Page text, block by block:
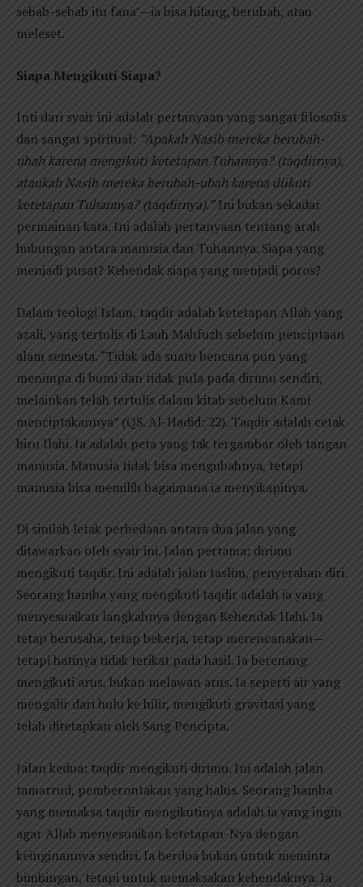
sebab-sebab itu fana’—ia bisa hilang, berubah, atau
meleset.
Siapa Mengikuti Siapa?
Inti dari syair ini adalah pertanyaan yang sangat filosofis
dan sangat spiritual: ”Apakah Nasib mereka berubah-
ubah karena mengikuti ketetapan Tuhannya? (taqdirnya),
ataukah Nasib mereka berubah-ubah karena diikuti
ketetapan Tuhannya? (taqdirnya).”Ini bukan sekadar
permainan kata. Ini adalah pertanyaan tentang arah
hubungan antara manusia dan Tuhannya. Siapa yang
menjadi pusat? Kehendak siapa yang menjadi poros?
Dalam teologi Islam, taqdir adalah ketetapan Allah yang
azali, yang tertulis di Lauh Mahfuzh sebelum penciptaan
alam semesta. “Tidak ada suatu bencana pun yang
menimpa di bumi dan tidak pula pada dirimu sendiri,
melainkan telah tertulis dalam kitab sebelum Kami
menciptakannya” (QS. Al-Hadid: 22). Taqdir adalah cetak
biru Ilahi. Ia adalah peta yang tak tergambar oleh tangan
manusia. Manusia tidak bisa mengubahnya, tetapi
manusia bisa memilih bagaimana ia menyikapinya.
Di sinilah letak perbedaan antara dua jalan yang
ditawarkan oleh syair ini. Jalan pertama: dirimu
mengikuti taqdir. Ini adalah jalan taslim, penyerahan diri.
Seorang hamba yang mengikuti taqdir adalah ia yang
menyesuaikan langkahnya dengan Kehendak Ilahi. Ia
tetap berusaha, tetap bekerja, tetap merencanakan—
tetapi hatinya tidak terikat pada hasil. Ia berenang
mengikuti arus, bukan melawan arus. Ia seperti air yang
mengalir dari hulu ke hilir, mengikuti gravitasi yang
telah ditetapkan oleh Sang Pencipta.
Jalan kedua: taqdir mengikuti dirimu. Ini adalah jalan
tamarrud, pemberontakan yang halus. Seorang hamba
yang memaksa taqdir mengikutinya adalah ia yang ingin
agar Allah menyesuaikan ketetapan-Nya dengan
keinginannya sendiri. Ia berdoa bukan untuk meminta
bimbingan, tetapi untuk memaksakan kehendaknya. Ia